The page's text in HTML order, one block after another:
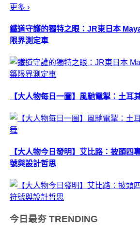
更多 ›
鐵道守護的獨特之眼：JR東日本
限界測定車
【大人物每日一圖】風馳電掣：土耳
【大人物今日發明】艾比路：披頭四
號與設計哲思
今日最夯 TRENDING